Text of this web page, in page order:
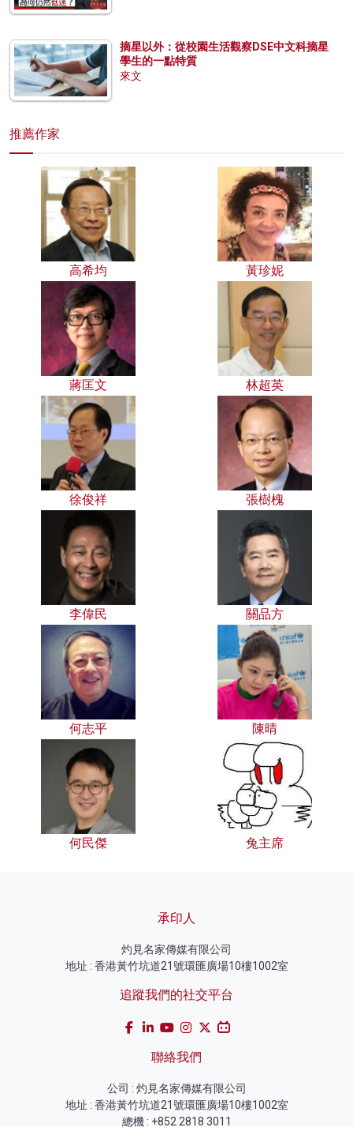
摘星以外：從校園生活觀察DSE中文科摘星
學生的一點特質
來文
推薦作家
高希均 黃珍妮
蔣匡文 林超英
徐俊祥 張樹槐
李偉民 關品方
何志平 陳晴
何民傑 兔主席
承印人
灼見名家傳媒有限公司
地址 : 香港黃竹坑道21號環匯廣場10樓1002室
追蹤我們的社交平台
聯絡我們
公司 : 灼見名家傳媒有限公司
地址 : 香港黃竹坑道21號環匯廣場10樓1002室
總機 : +852 2818 3011